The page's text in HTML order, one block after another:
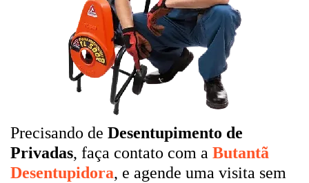
Precisando de Desentupimento de
Privadas, faça contato com a Butantã
Desentupidora, e agende uma visita sem